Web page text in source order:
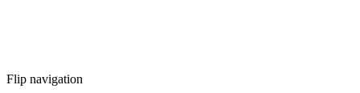
Flip navigation